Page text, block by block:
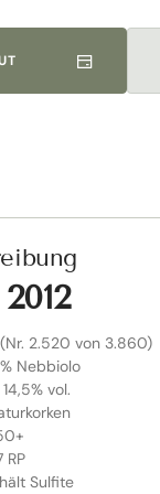
2.520 von 3.860)
Nebbiolo
vol.
RP
Sulfite